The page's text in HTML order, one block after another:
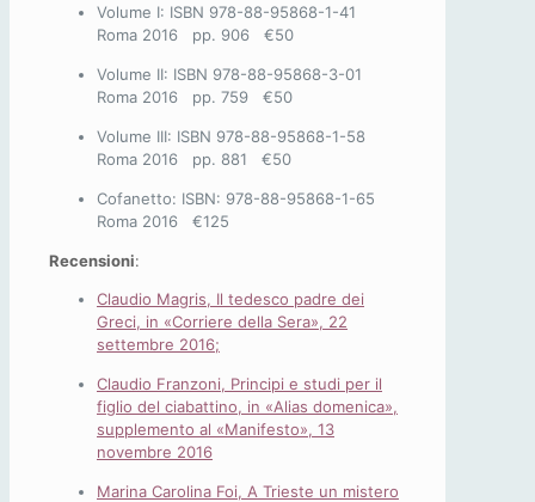
Volume I: ISBN 978-88-95868-1-41
Roma 2016 pp. 906 €50
Volume II: ISBN 978-88-95868-3-01
Roma 2016 pp. 759 €50
Volume III: ISBN 978-88-95868-1-58
Roma 2016 pp. 881 €50
Cofanetto: ISBN: 978-88-95868-1-65
Roma 2016 €125
Recensioni:
Claudio Magris, Il tedesco padre dei
Greci, in «Corriere della Sera», 22
settembre 2016;
Claudio Franzoni, Principi e studi per il
figlio del ciabattino, in «Alias domenica»,
supplemento al «Manifesto», 13
novembre 2016
Marina Carolina Foi, A Trieste un mistero